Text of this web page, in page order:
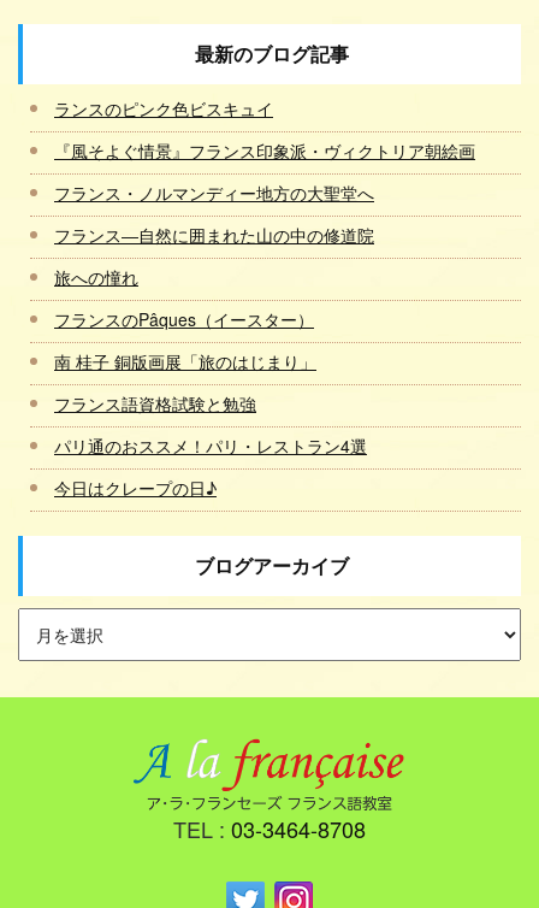
最新のブログ記事
ランスのピンク色ビスキュイ
『風そよぐ情景』フランス印象派・ヴィクトリア朝絵画
フランス・ノルマンディー地方の大聖堂へ
フランス―自然に囲まれた山の中の修道院
旅への憧れ
フランスのPâques（イースター）
南 桂子 銅版画展「旅のはじまり」
フランス語資格試験と勉強
パリ通のおススメ！パリ・レストラン4選
今日はクレープの日♪
ブログアーカイブ
TEL : 03-3464-8708